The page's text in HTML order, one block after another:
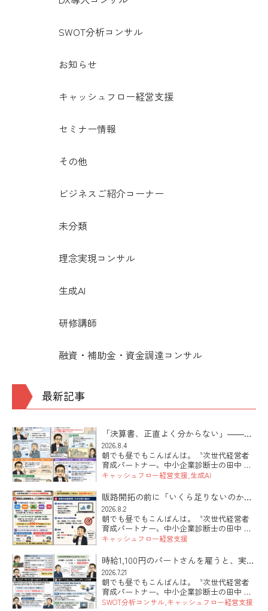
SWOT分析コンサル
お知らせ
キャッシュフロー経営支援
セミナー情報
その他
ビジネスご紹介コーナー
未分類
理念実現コンサル
生成AI
研修講師
融資・補助金・資金調達コンサル
最新記事
「決算書、正直よく分からない」――そ
の社長にこそ効くAIの使い方
2026.8.4
朝でも昼でもこんばんは。〝次世代経営者
育成パートナー〟中小企業診断士の田中 健
太郎です。 本日は「決算書が読めない社長
になる第一歩」のお話です。最近シリーズ
でお伝えしているAI活用 […]
キャッシュフロー経営支援 生成AI
販路開拓の前に「いくら足りないのか」
を出していますか
2026.8.2
朝でも昼でもこんばんは。〝次世代経営者
育成パートナー〟中小企業診断士の田中 健
太郎です。 本日は「販路開拓と数字のつな
と自体は、まったく正しい。ただ、現状の
数字を握らないまま「とにか […]
キャッシュフロー経営支援
時給1,100円のパートさんを雇うと、実際
いくらかかるのか？っていう雇用問題の
話。
2026.7.21
朝でも昼でもこんばんは。〝次世代経営者
育成パートナー〟中小企業診断士の田中 健
太郎です。 本日は「人を雇うのが怖い」と
SWOT分析コンサル キャッシュフロー経営支援